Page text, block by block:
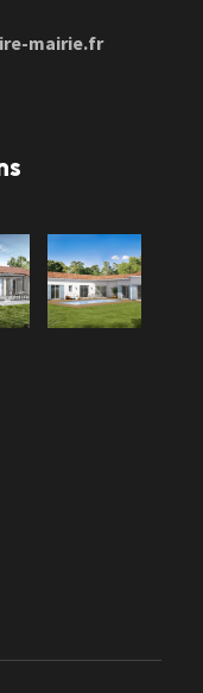
mairie.fr